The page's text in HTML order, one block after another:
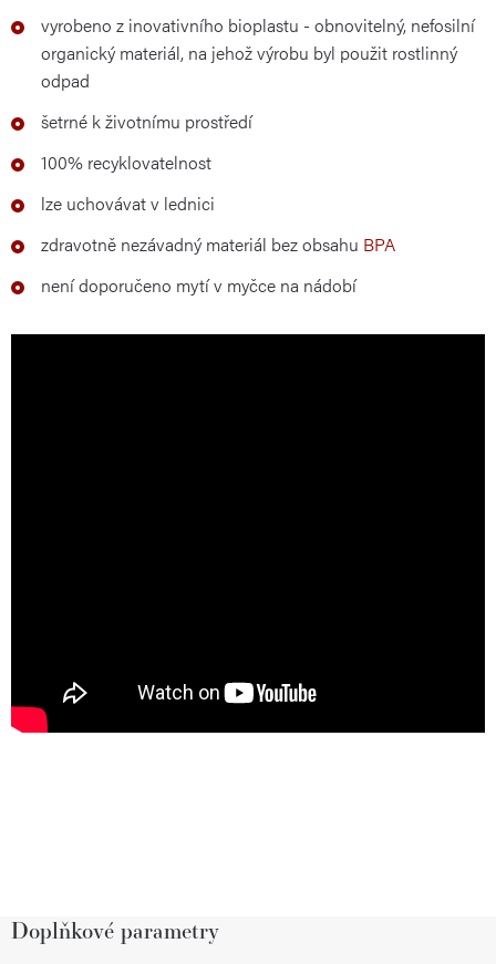
vyrobeno z inovativního bioplastu - obnovitelný, nefosilní
organický materiál, na jehož výrobu byl použit rostlinný
odpad
šetrné k životnímu prostředí
100% recyklovatelnost
lze uchovávat v lednici
zdravotně nezávadný materiál bez obsahu BPA
není doporučeno mytí v myčce na nádobí
Doplňkové parametry